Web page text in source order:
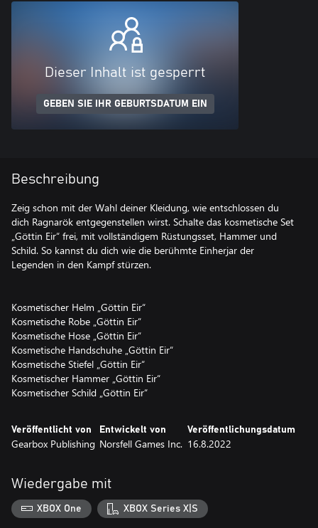
Dieser Inhalt ist gesperrt
GEBEN SIE IHR GEBURTSDATUM EIN
Beschreibung
Zeig schon mit der Wahl deiner Kleidung, wie entschlossen du
dich Ragnarök entgegenstellen wirst. Schalte das kosmetische Set
„Göttin Eir“ frei, mit vollständigem Rüstungsset, Hammer und
Schild. So kannst du dich wie die berühmte Einherjar der
Legenden in den Kampf stürzen.
Kosmetischer Helm „Göttin Eir“
Kosmetische Robe „Göttin Eir“
Kosmetische Hose „Göttin Eir“
Kosmetische Handschuhe „Göttin Eir“
Kosmetische Stiefel „Göttin Eir“
Kosmetischer Hammer „Göttin Eir“
Veröffentlicht von
Gearbox Publishing
Entwickelt von
Norsfell Games Inc.
Veröffentlichungsdatum
16.8.2022
Wiedergabe mit
XBOX One XBOX Series X|S